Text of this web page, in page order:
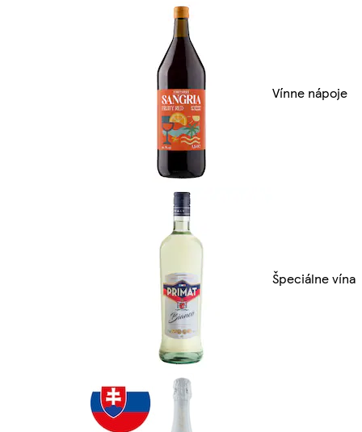
Vínne nápoje
Špeciálne vína